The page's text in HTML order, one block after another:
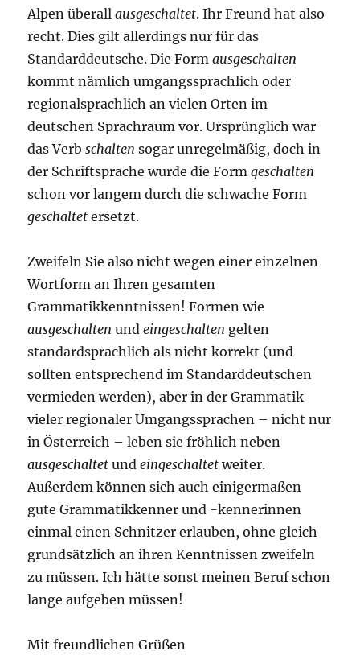
Alpen überallausgeschaltet. Ihr Freund hat also
recht. Dies gilt allerdings nur für das
Standarddeutsche. Die Formausgeschalten
kommt nämlich umgangssprachlich oder
regionalsprachlich an vielen Orten im
deutschen Sprachraum vor. Ursprünglich war
das Verbschalten sogar unregelmäßig, doch in
der Schriftsprache wurde die Formgeschalten
schon vor langem durch die schwache Form
geschaltet ersetzt.
Zweifeln Sie also nicht wegen einer einzelnen
Wortform an Ihren gesamten
Grammatikkenntnissen! Formen wie
ausgeschalten undeingeschalten gelten
standardsprachlich als nicht korrekt (und
sollten entsprechend im Standarddeutschen
vermieden werden), aber in der Grammatik
vieler regionaler Umgangssprachen – nicht nur
in Österreich – leben sie fröhlich neben
ausgeschaltet undeingeschaltet weiter.
Außerdem können sich auch einigermaßen
gute Grammatikkenner und -kennerinnen
einmal einen Schnitzer erlauben, ohne gleich
grundsätzlich an ihren Kenntnissen zweifeln
zu müssen. Ich hätte sonst meinen Beruf schon
lange aufgeben müssen!
Mit freundlichen Grüßen